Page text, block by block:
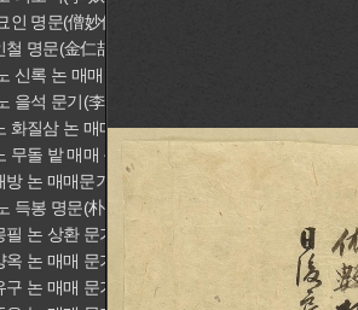
인 명문(僧妙仁 明文)
명문(金仁喆 明文)
신록 논 매매 문기(金 奴 申彔 畓賣買文記)
을석 문기(李 奴 乙石 文記)
화질삼 논 매매 문기(曺奴 花叱三 畓賣買文記)
무돌 밭 매매 문기(沈奴 戊乭 田賣買文記)
방 논 매매문기(朴楷芳 畓賣買文記)
득봉 명문(朴 奴 得奉 明文)
필 논 상환 문기(金夢弼 相換文記)
옥 논 매매 문기(朴兩玉 畓賣買文記)
구 논 매매 문기(洪有九 畓賣買文記)